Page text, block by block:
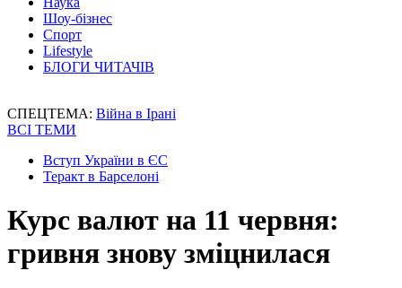
Шоу-бізнес
Спорт
Lifestyle
БЛОГИ ЧИТАЧІВ
СПЕЦТЕМА: Війна в Ірані
ВСІ ТЕМИ
Вступ України в ЄС
Теракт в Барселоні
Курс валют на 11 червня:
гривня знову зміцнилася